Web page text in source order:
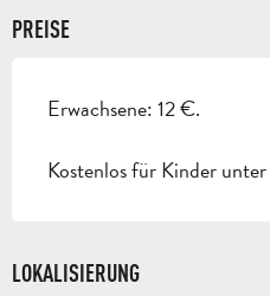
PREISE
Erwachsene: 12 €.
Kostenlos für Kinder
LOKALISIERUNG